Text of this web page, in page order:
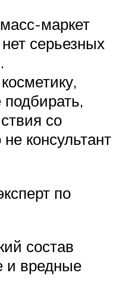
маркет
серьезных
со
консультант
по
состав
и вредные